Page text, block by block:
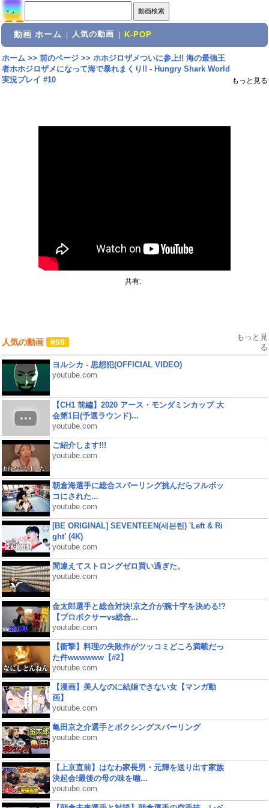
動画 ホーム 人気の動画 K-POP
ホーム>> 前のページ>> ホホジロザメついに参上!! 海の最強王
者ホホジロザメになって海で暴れまくり!! - Hungry Shark World
実況プレイ #10
もっと見る
共有:
人気の動画
もっと見
る
ヨルシカ - 思想犯(OFFICIAL VIDEO)
youtube.com
【CH1 前編】2020 アース・モンダミンカップ 大
会第1日(予選ラウンド)...
youtube.com
ご紹介します!!!
youtube.com
朝倉海選手に総合スパーリング挑んだらフルボッ
コにされた...
youtube.com
[BE ORIGINAL] SEVENTEEN(세븐틴) 'Left & Ri
ght' (4K)
youtube.com
間違えてストロングゼロ買い過ぎた。
youtube.com
金太郎選手と総合対決!京之介が腕十字を決める!?
【プロボクサーvs総合...
youtube.com
【衝撃】料理の失敗作がツッコミどころ満載だっ
た件wwwwww【#2】
youtube.com
【漫画】美人なのに結婚できない女【マンガ動
画】
youtube.com
亀田京之介選手とボクシングスパーリング
youtube.com
【上京直前】はなわ家長男・元輝を送り出す家族
決起会!最後の母の味を噛...
youtube.com